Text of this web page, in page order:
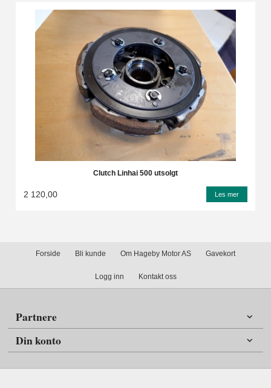
Clutch Linhai 500 utsolgt
2 120,00 Les mer
Forside Bli kunde Om Hageby Motor AS Gavekort
Logg inn Kontakt oss
Partnere
Din konto